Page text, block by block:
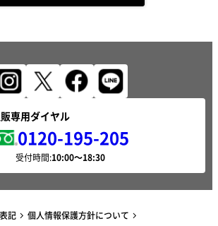
専用ダイヤル
0120-195-205
受付時間:
記 個人情報保護方針について